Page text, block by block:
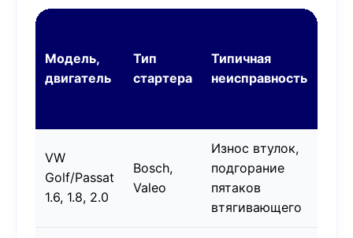
Модель,
двигатель
Тип
стартера
Типичная
неисправность
VW
Golf/Passat
1.6, 1.8, 2.0
Bosch,
Valeo
Износ втулок,
подгорание
пятаков
втягивающего